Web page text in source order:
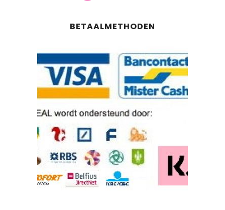
BETAALMETHODEN